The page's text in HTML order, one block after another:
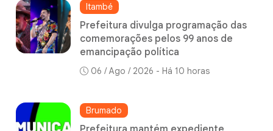
Itambé
Prefeitura divulga programação das
comemorações pelos 99 anos de
emancipação política
06 / Ago / 2026 - Há 10 horas
Brumado